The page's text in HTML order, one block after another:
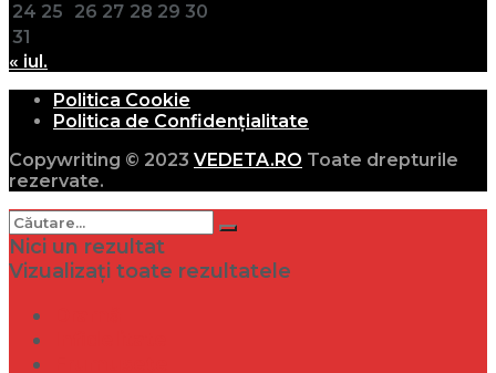
24 25 26 27 28 29 30
31
« iul.
Politica Cookie
Politica de Confidențialitate
Copywriting © 2023 VEDETA.RO Toate drepturile
rezervate.
Nici un rezultat
Vizualizați toate rezultatele